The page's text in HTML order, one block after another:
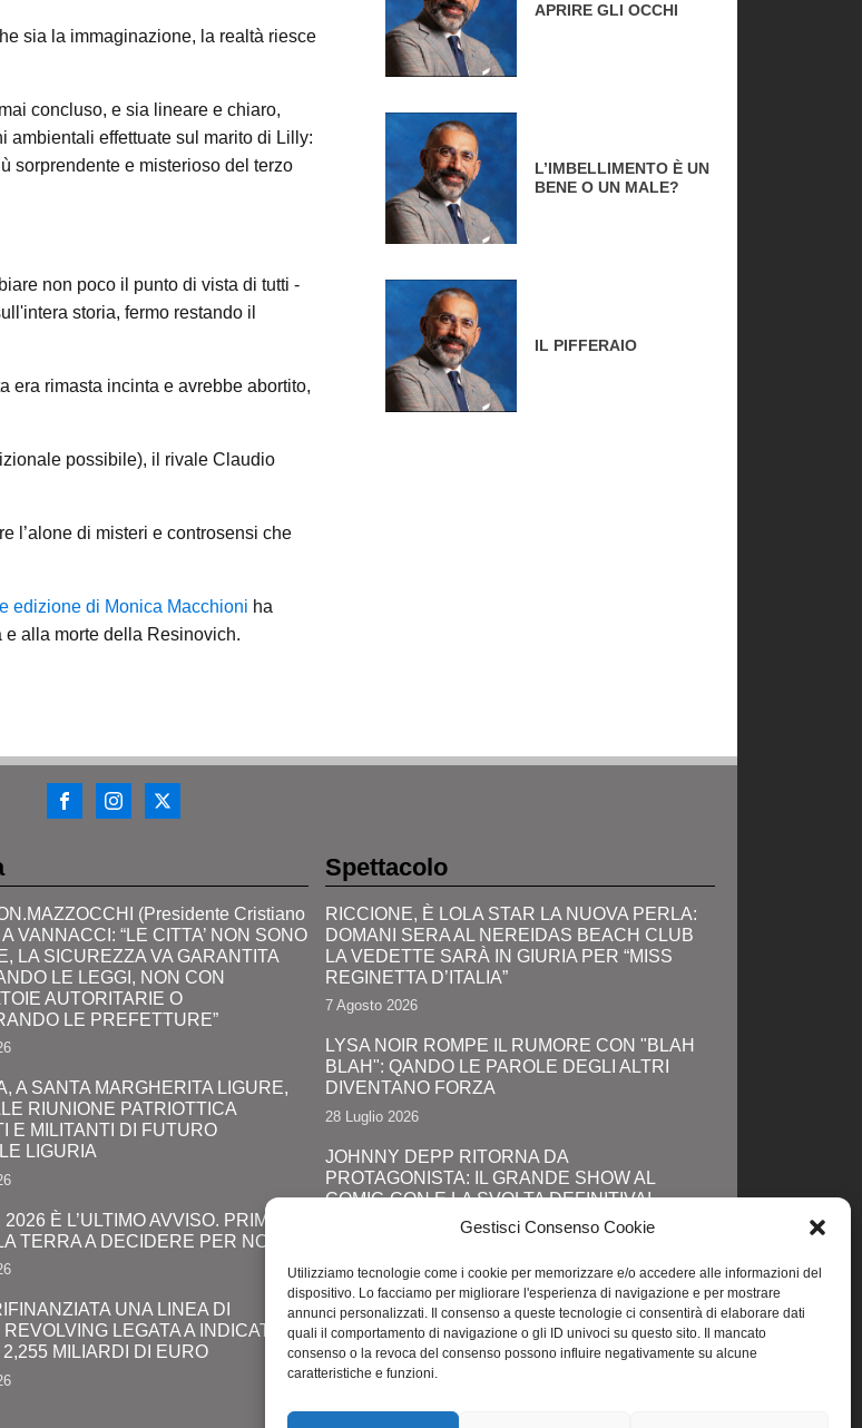
Gestisci Consenso Cookie
Utilizziamo tecnologie come i cookie per memorizzare e/o accedere alle informazioni del
dispositivo. Lo facciamo per migliorare l'esperienza di navigazione e per mostrare
annunci personalizzati. Il consenso a queste tecnologie ci consentirà di elaborare dati
quali il comportamento di navigazione o gli ID univoci su questo sito. Il mancato
consenso o la revoca del consenso possono influire negativamente su alcune
caratteristiche e funzioni.
sia la immaginazione, la realtà riesce
concluso, e sia lineare e chiaro,
ambientali effettuate sul marito di Lilly:
sorprendente e misterioso del terzo
non poco il punto di vista di tutti -
storia, fermo restando il
era rimasta incinta e avrebbe abortito,
possibile), il rivale Claudio
l’alone di misteri e controsensi che
edizione di Monica Macchioni ha
alla morte della Resinovich.
APRIRE GLI OCCHI
L’IMBELLIMENTO È UN
BENE O UN MALE?
IL PIFFERAIO
(Presidente Cristiano
VANNACCI: “LE CITTA’ NON SONO
LA SICUREZZA VA GARANTITA
LE LEGGI, NON CON
AUTORITARIE O
LE PREFETTURE”
A SANTA MARGHERITA LIGURE,
RIUNIONE PATRIOTTICA
E MILITANTI DI FUTURO
LIGURIA
2026 È L’ULTIMO AVVISO. PRIMA
TERRA A DECIDERE PER NOI
UNA LINEA DI
LEGATA A INDICATORI
MILIARDI DI EURO
Spettacolo
RICCIONE, È LOLA STAR LA NUOVA PERLA:
DOMANI SERA AL NEREIDAS BEACH CLUB
LA VEDETTE SARÀ IN GIURIA PER “MISS
REGINETTA D’ITALIA”
7 Agosto 2026
LYSA NOIR ROMPE IL RUMORE CON "BLAH
BLAH": QANDO LE PAROLE DEGLI ALTRI
DIVENTANO FORZA
28 Luglio 2026
JOHNNY DEPP RITORNA DA
PROTAGONISTA: IL GRANDE SHOW AL
COMIC-CON E LA SVOLTA DEFINITIVA!
RIMINI, LOLA STAR “ANTICIPA” IL PRIDE CON
UNA “PROMENADE” DI SPETTACOLI SUL
LUNGOMARE DA MAREBELLO A MIRAMARE
24 Luglio 2026